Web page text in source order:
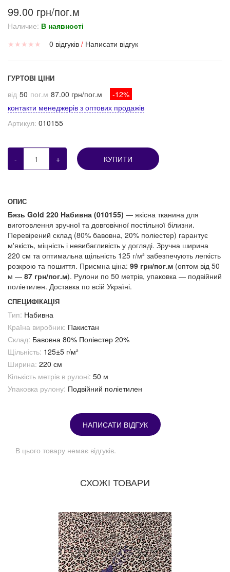
99.00 грн/пог.м
Наличие: В наявності
★ ★ ★ ★ ★ 0 відгуків / Написати відгук
ГУРТОВІ ЦІНИ
від 50 пог.м 87.00 грн/пог.м
-12%
контакти менеджерів з оптових продажів
Артикул: 010155
- + КУПИТИ
ОПИС
Бязь Gold 220 Набивна (010155) — якісна тканина для
виготовлення зручної та довговічної постільної білизни.
Перевірений склад (80% бавовна, 20% поліестер) гарантує
м'якість, міцність і невибагливість у догляді. Зручна ширина
220 см та оптимальна щільність 125 г/м² забезпечують легкість
розкрою та пошиття. Приємна ціна: 99 грн/пог.м (оптом від 50
м — 87 грн/пог.м). Рулони по 50 метрів, упаковка — подвійний
поліетилен. Доставка по всій Україні.
СПЕЦИФІКАЦІЯ
Тип: Набивна
Країна виробник: Пакистан
Склад: Бавовна 80% Поліестер 20%
Щільність: 125±5 г/м²
Ширина: 220 см
Кількість метрів в рулоні: 50 м
Упаковка рулону: Подвійний поліетилен
НАПИСАТИ ВІДГУК
В цього товару немає відгуків.
СХОЖІ ТОВАРИ